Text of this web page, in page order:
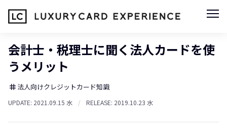
会計士・税理士に聞く法人カードを使
うメリット
tag 法人向けクレジットカード知識
UPDATE: 2021.09.15 水 / RELEASE: 2019.10.23 水